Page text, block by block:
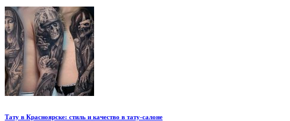
Тату в Красноярске: стиль и качество в тату-салоне